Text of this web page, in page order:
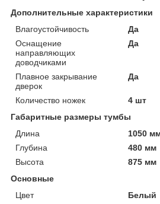
Дополнительные характеристики
Влагоустойчивость
Да
Оснащение
направляющих
доводчиками
Да
Плавное закрывание
дверок
Да
Количество ножек
4 шт
Габаритные размеры тумбы
Длина
1050
Глубина
480 мм
Высота
875 мм
Основные
Цвет
Белый